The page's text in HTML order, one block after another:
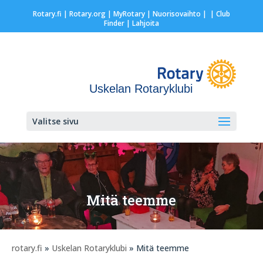
Rotary.fi | Rotary.org| MyRotary | Nuorisovaihto | | Club
Finder| Lahjoita
Uskelan Rotaryklubi
Valitse sivu
Mitä teemme
rotary.fi » Uskelan Rotaryklubi » Mitä teemme